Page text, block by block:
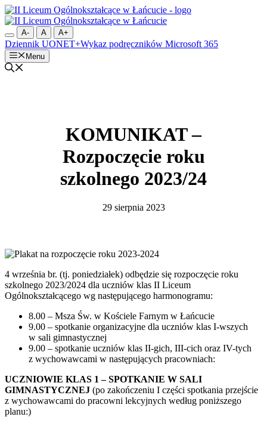
Przejdź
do
treściA- A A+
Dziennik UONET+Wykaz podręczników Microsoft 365
Menu
KOMUNIKAT –
Rozpoczęcie roku
szkolnego 2023/24
29 sierpnia 2023
4 września br. (tj. poniedziałek) odbędzie się rozpoczęcie roku
szkolnego 2023/2024 dla uczniów klas II Liceum
Ogólnokształcącego wg następującego harmonogramu:
8.00 – Msza Św. w Kościele Farnym w Łańcucie
9.00 – spotkanie organizacyjne dla uczniów klas I-wszych
w sali gimnastycznej
9.00 – spotkanie uczniów klas II-gich, III-cich oraz IV-tych
z wychowawcami w następujących pracowniach:
UCZNIOWIE KLAS 1 – SPOTKANIE W SALI
GIMNASTYCZNEJ (po zakończeniu I części spotkania przejście
z wychowawcami do pracowni lekcyjnych według poniższego
planu:)